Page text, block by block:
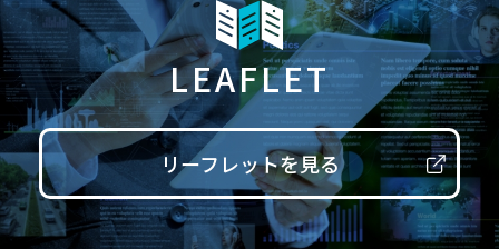
LEAFLET
リーフレットを見る